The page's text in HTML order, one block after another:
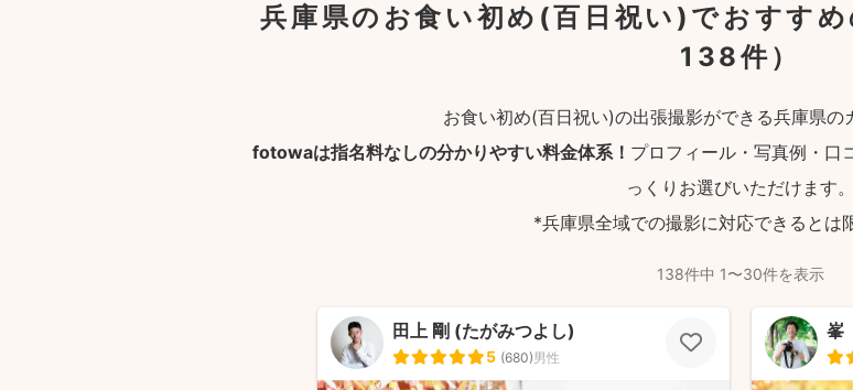
兵庫県のお食い初め(百日祝い)でおすす
138件）
お食い初め(百日祝い)の出張撮影ができる兵庫県の
fotowaは指名料なしの分かりやすい料金体系！ プロフィール・写真例・口
っくりお選びいただけます。
*兵庫県全域での撮影に対応できるとは
138件中 1〜30件を表示
田上 剛 (たがみつよし)
5 (680)男性
峯